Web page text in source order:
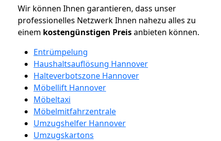
Wir können Ihnen garantieren, dass unser
professionelles Netzwerk Ihnen nahezu alles zu
einem kostengünstigen Preisanbieten können.
Entrümpelung
Haushaltsauflösung Hannover
Halteverbotszone Hannover
Möbellift Hannover
Möbeltaxi
Möbelmitfahrzentrale
Umzugshelfer Hannover
Umzugskartons